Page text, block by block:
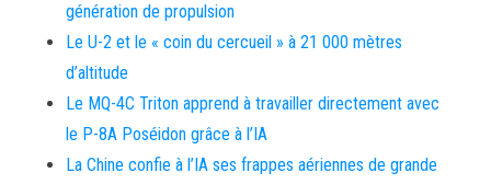
génération de propulsion
Le U-2 et le « coin du cercueil » à 21 000 mètres
d’altitude
Le MQ-4C Triton apprend à travailler directement avec
le P-8A Poséidon grâce à l’IA
La Chine confie à l’IA ses frappes aériennes de grande